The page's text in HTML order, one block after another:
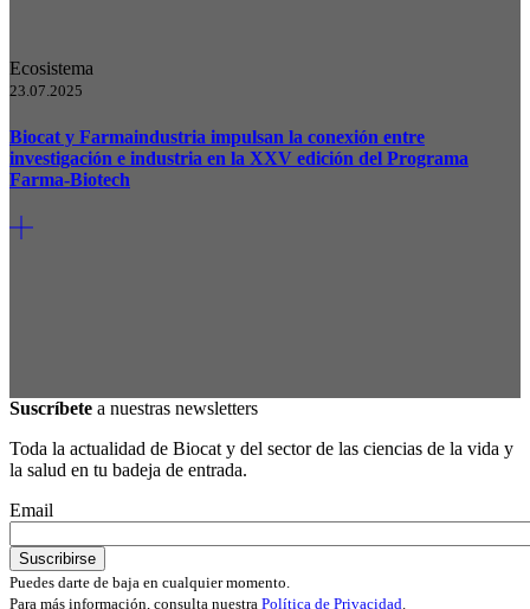
Ecosistema
23.07.2025
Biocat y Farmaindustria impulsan la conexión entre
investigación e industria en la XXV edición del Programa
Farma-Biotech
Suscríbete a nuestras newsletters
Toda la actualidad de Biocat y del sector de las ciencias de la vida y
la salud en tu badeja de entrada.
Email
Puedes darte de baja en cualquier momento.
Para más información, consulta nuestra Política de Privacidad